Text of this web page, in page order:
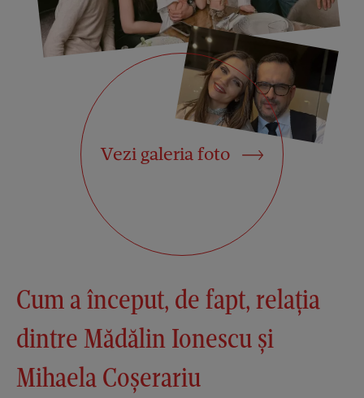
Vezi galeria foto
Cum a început, de fapt, relația
dintre Mădălin Ionescu și
Mihaela Coșerariu